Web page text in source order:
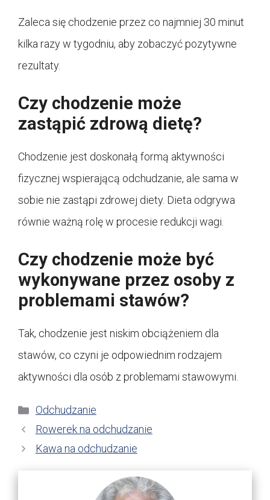
Zaleca się chodzenie przez co najmniej 30 minut
kilka razy w tygodniu, aby zobaczyć pozytywne
rezultaty.
Czy chodzenie może
zastąpić zdrową dietę?
Chodzenie jest doskonałą formą aktywności
fizycznej wspierającą odchudzanie, ale sama w
sobie nie zastąpi zdrowej diety. Dieta odgrywa
równie ważną rolę w procesie redukcji wagi.
Czy chodzenie może być
wykonywane przez osoby z
problemami stawów?
Tak, chodzenie jest niskim obciążeniem dla
stawów, co czyni je odpowiednim rodzajem
aktywności dla osób z problemami stawowymi.
Kategorie
Odchudzanie
Rowerek na odchudzanie
Kawa na odchudzanie